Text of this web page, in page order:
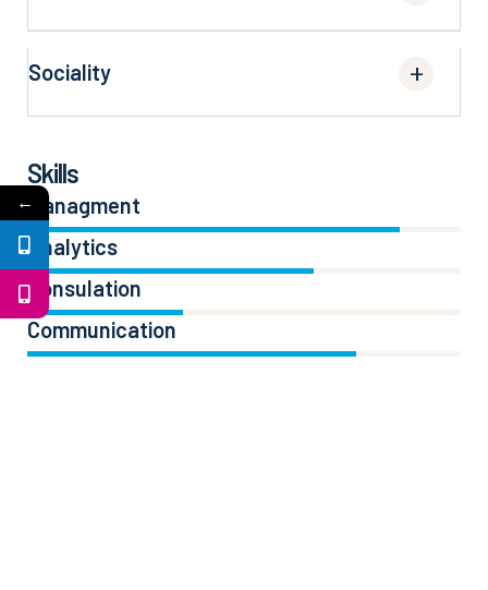
Sociality
Skills
Managment
Analytics
Consulation
Communication
←